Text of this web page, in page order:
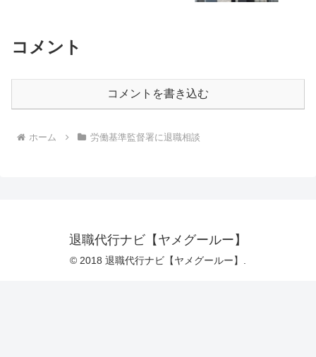
コメント
コメントを書き込む
ホーム 労働基準監督署に退職相談
退職代行ナビ【ヤメグールー】
© 2018 退職代行ナビ【ヤメグールー】.